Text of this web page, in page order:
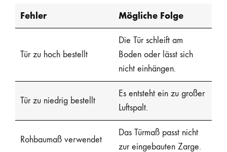
Fehler Mögliche Folge
Tür zu hoch bestellt
Die Tür schleift am
Boden oder lässt sich
nicht einhängen.
Tür zu niedrig bestellt
Es entsteht ein zu großer
Luftspalt.
Rohbaumaß verwendet
Das Türmaß passt nicht
zur eingebauten Zarge.